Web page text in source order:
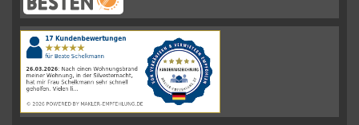
Schelkmann
Immobilienhat
|110Schelkmann
ImmobilienBewertungen
auf
werkenntdenBESTEN.de